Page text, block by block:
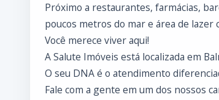
Próximo a restaurantes, farmácias,
poucos metros do mar e área de lazer
Você merece viver aqui!
A Salute Imóveis está localizada em
O seu DNA é o atendimento
Fale com a gente em um dos nossos